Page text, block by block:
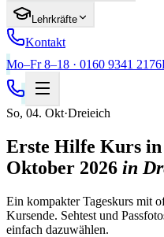
Lehrkräfte
Kontakt
Mo–Fr 8–18 · 0160 9341 2176
So, 04. Okt·Dreieich
Erste Hilfe Kurs in
Oktober 2026 in
Ein kompakter Tageskurs mit
Kursende. Sehtest und
einfach dazuwählen.